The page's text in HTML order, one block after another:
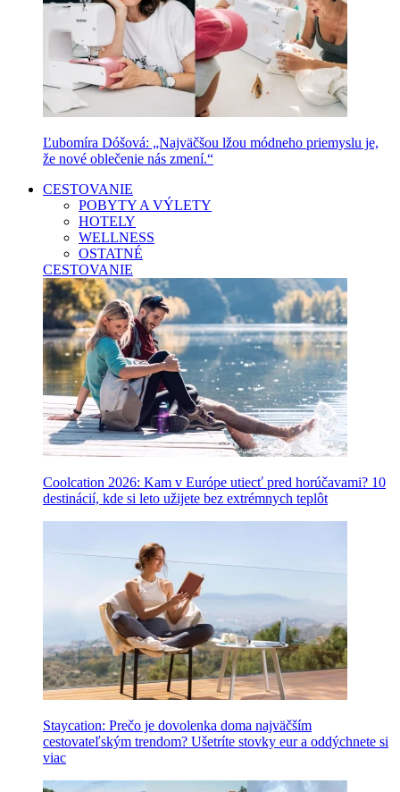
Ľubomíra Dóšová: „Najväčšou lžou módneho priemyslu je,
že nové oblečenie nás zmení.“
CESTOVANIE
POBYTY A VÝLETY
HOTELY
WELLNESS
OSTATNÉ
CESTOVANIE
Coolcation 2026: Kam v Európe utiecť pred horúčavami? 10
destinácií, kde si leto užijete bez extrémnych teplôt
Staycation: Prečo je dovolenka doma najväčším
cestovateľským trendom? Ušetríte stovky eur a oddýchnete si
viac